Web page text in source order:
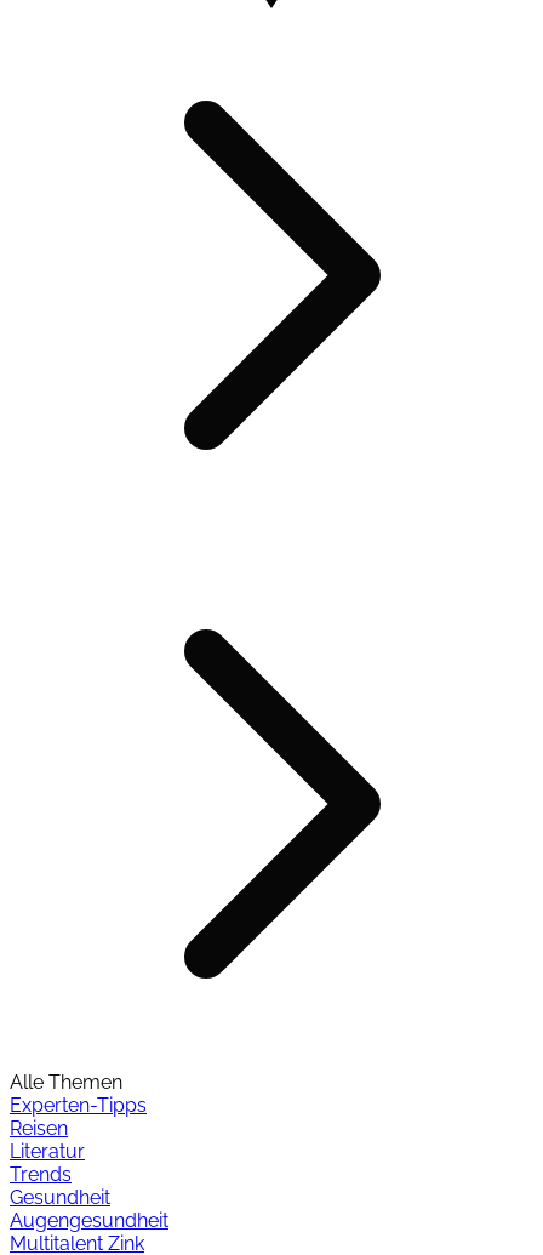
Alle Themen
Experten-Tipps
Reisen
Literatur
Trends
Gesundheit
Augengesundheit
Multitalent Zink